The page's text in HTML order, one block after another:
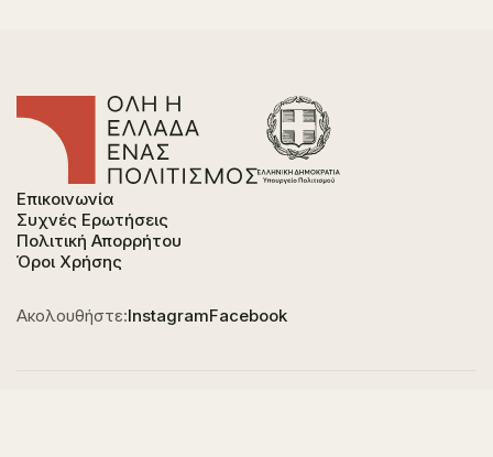
Επικοινωνία
Συχνές Ερωτήσεις
Πολιτική Απορρήτου
Όροι Χρήσης
Ακολουθήστε:InstagramFacebook